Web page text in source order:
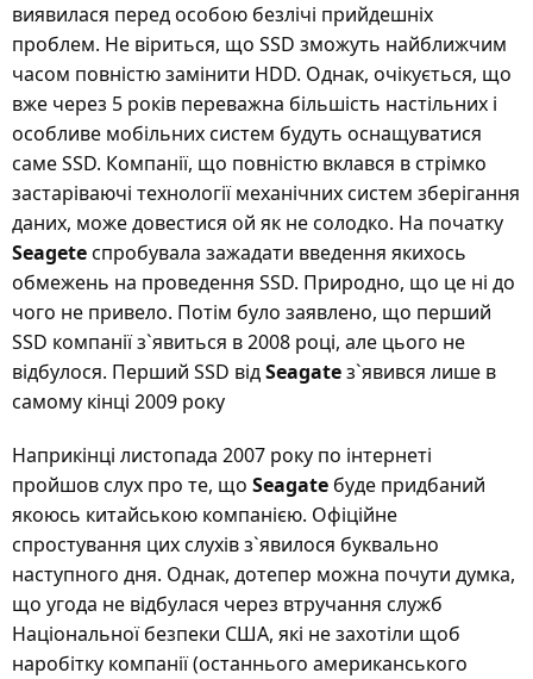
виявилася перед особою безлічі прийдешніх
проблем. Не віриться, що SSD зможуть найближчим
часом повністю замінити HDD. Однак, очікується, що
вже через 5 років переважна більшість настільних і
особливе мобільних систем будуть оснащуватися
саме SSD. Компанії, що повністю вклався в стрімко
застаріваючі технології механічних систем зберігання
даних, може довестися ой як не солодко. На початку
Seageteспробувала зажадати введення якихось
обмежень на проведення SSD. Природно, що це ні до
чого не привело. Потім було заявлено, що перший
SSD компанії з`явиться в 2008 році, але цього не
відбулося. Перший SSD відSeagateз`явився лише в
самому кінці 2009 року
Наприкінці листопада 2007 року по інтернеті
пройшов слух про те, що Seagate буде придбаний
якоюсь китайською компанією. Офіційне
спростування цих слухів з`явилося буквально
наступного дня. Однак, дотепер можна почути думка,
що угода не відбулася через втручання служб
Національної безпеки США, які не захотіли щоб
наробітку компанії (останнього американського